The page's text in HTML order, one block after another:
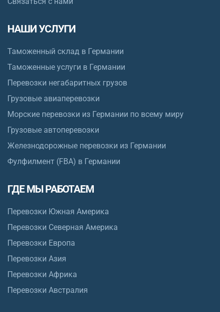
НАШИ УСЛУГИ
Таможенный склад в Германии
Таможенные услуги в Германии
Перевозки негабаритных грузов
Грузовые авиаперевозки
Морские перевозки из Германии по всему миру
Грузовые автоперевозки
Железнодорожные перевозки из Германии
Фулфилмент (FBA) в Германии
ГДЕ МЫ РАБОТАЕМ
Перевозки Южная Америка
Перевозки Северная Америка
Перевозки Европа
Перевозки Азия
Перевозки Африка
Перевозки Австралия